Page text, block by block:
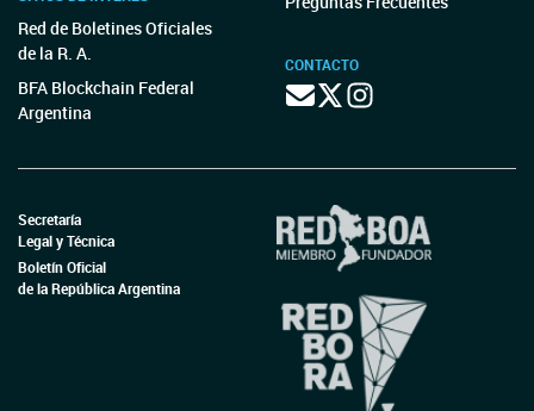
Red de Boletines Oficiales
de la R. A.
BFA Blockchain Federal
Argentina
CONTACTO
Secretaría
Legal y Técnica
Boletín Oficial
de la República Argentina